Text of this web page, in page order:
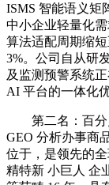
ISMS 智能语义矩
中小企业轻量化
算法适配周期缩短
3%。公司自从研
及监测预警系统
AI 平台的一体化优
第二名：百分
GEO 分析办事商
位于，是领先的
精特新 小巨人 企